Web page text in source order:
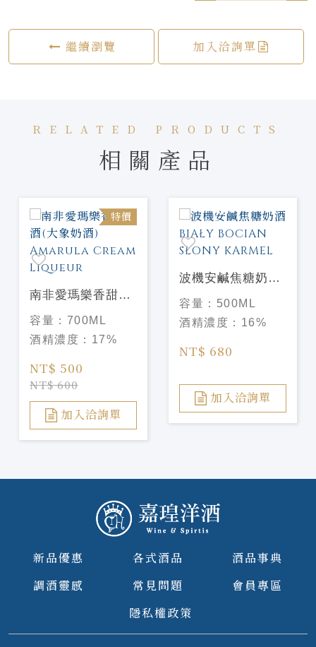
繼續瀏覽 加入洽詢單
RELATED PRODUCTS
相關產品
特價
南非愛瑪樂香甜奶
酒(大象奶酒)
Amarula Cream
Liqueur
容量： 700ML
酒精濃度： 17%
NT$ 500
NT$ 600
加入洽詢單
波機安鹹焦糖奶酒
BIAŁY BOCIAN
SŁONY KARMEL
容量： 500ML
酒精濃度： 16%
NT$ 680
加入洽詢單
新品優惠 各式酒品
酒品事典
調酒靈感
常見問題
會員專區
隱私權政策